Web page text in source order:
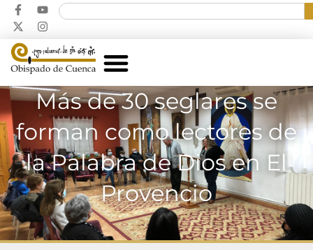
Más de 30 seglares se
forman como lectores de
la Palabra de Dios en El
Provencio